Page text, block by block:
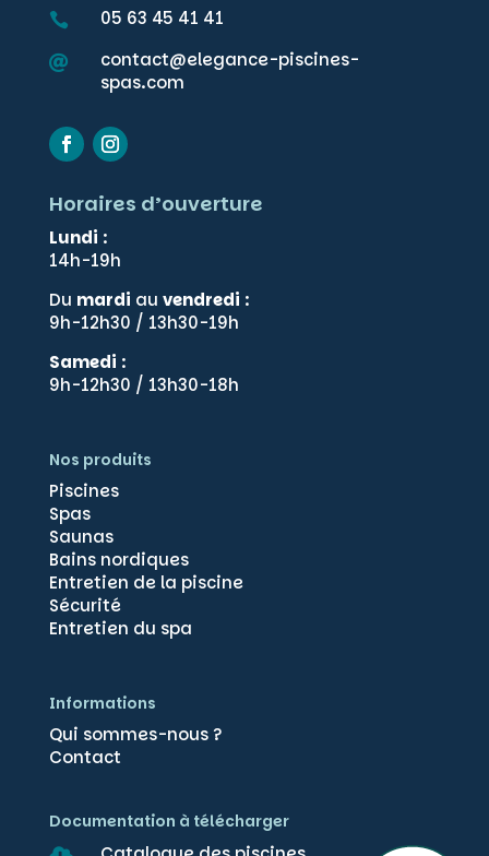
traiter des données telles que le comportement de navigation ou les ID
uniques sur ce site. Le fait de ne pas consentir ou de retirer son
consentement peut avoir un effet négatif sur certaines caractéristiques
et fonctions.
Accepter
 05 63 45 41 41

contact@elegance-piscines-
spas.com
Horaires d’ouverture
Lundi :
14h-19h
Du mardi au vendredi :
9h-12h30 / 13h30-19h
Samedi :
9h-12h30 / 13h30-18h
Nos produits
Piscines
Spas
Saunas
Bains nordiques
Entretien de la piscine
Sécurité
Entretien du spa
Informations
Qui sommes-nous ?
Contact
Documentation à télécharger